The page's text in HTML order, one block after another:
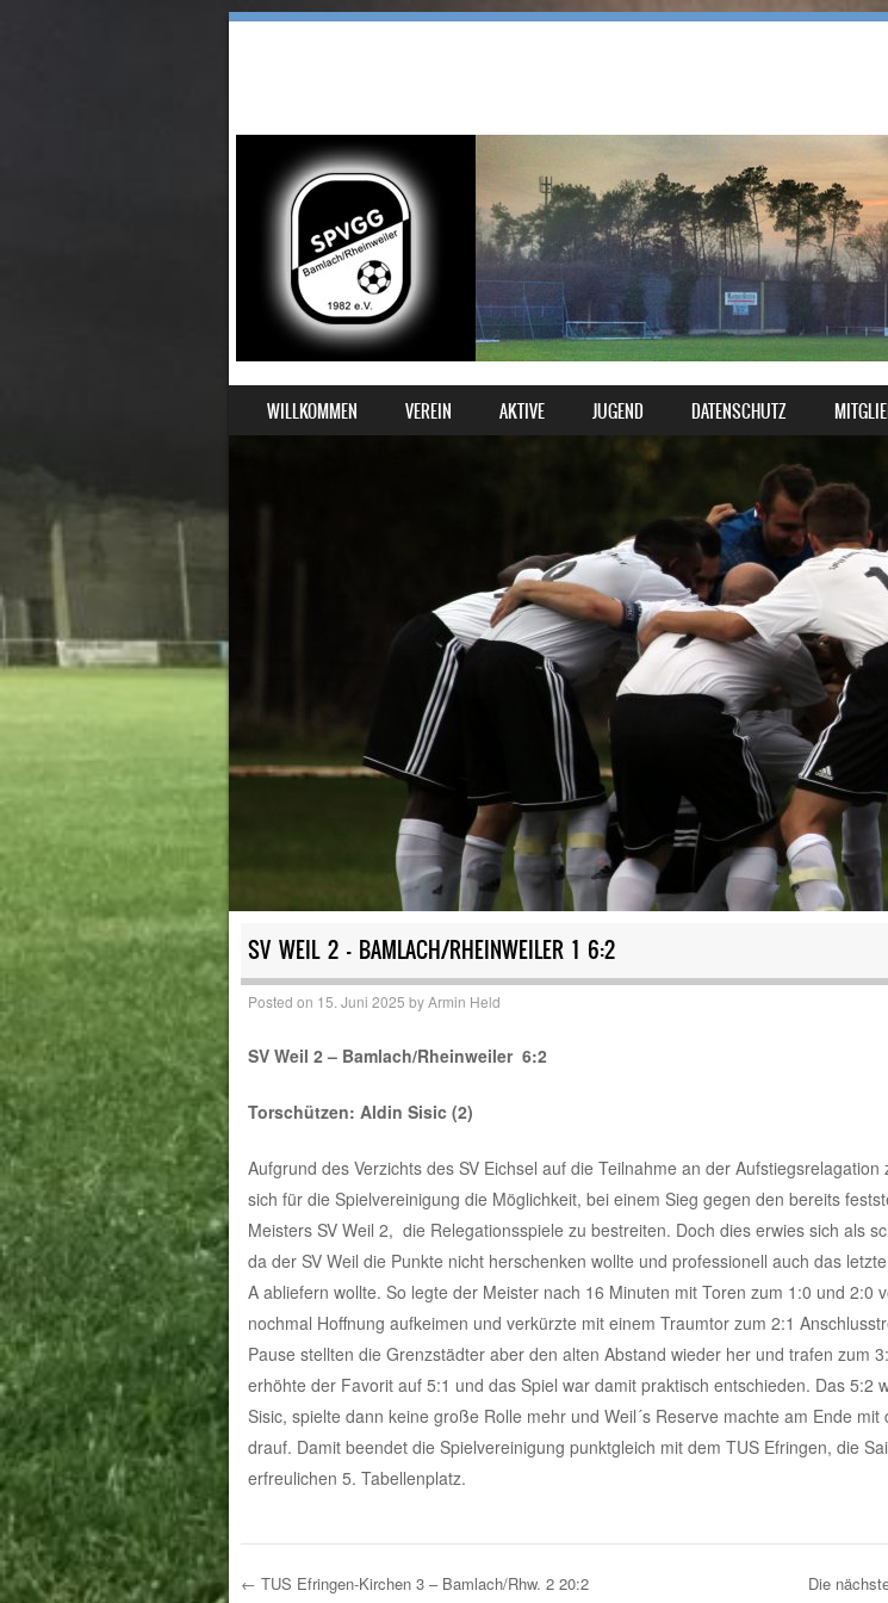
MENU
SKIP TO CONTENT
WILLKOMMEN VEREIN AKTIVE JUGEND DATENSCHUTZ
SV WEIL 2 – BAMLACH/RHEINWEILER 1 6:2
Posted on 15. Juni 2025 byArmin Held
SV Weil 2 – Bamlach/Rheinweiler 6:2
Torschützen: Aldin Sisic (2)
Aufgrund des Verzichts des SV Eichsel auf die Teilnahme an der
sich für die Spielvereinigung die Möglichkeit, bei einem Sieg gegen den bereits
Meisters SV Weil 2, die Relegationsspiele zu bestreiten. Doch dies erwies sich als
da der SV Weil die Punkte nicht herschenken wollte und professionell auch das
A abliefern wollte. So legte der Meister nach 16 Minuten mit Toren zum 1:0 und 2:0
nochmal Hoffnung aufkeimen und verkürzte mit einem Traumtor zum 2:1
Pause stellten die Grenzstädter aber den alten Abstand wieder her und trafen zum
erhöhte der Favorit auf 5:1 und das Spiel war damit praktisch entschieden. Das 5:2
Sisic, spielte dann keine große Rolle mehr und Weil´s Reserve machte am Ende mit
drauf. Damit beendet die Spielvereinigung punktgleich mit dem TUS Efringen, die
erfreulichen 5. Tabellenplatz.
← TUS Efringen-Kirchen 3 – Bamlach/Rhw. 2 20:2 Die